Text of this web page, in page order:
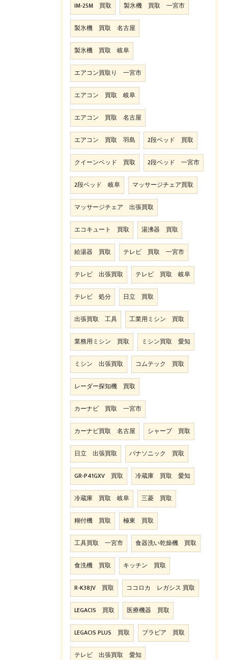
IM-25M 買取 製氷機 買取 一宮市
製氷機 買取 名古屋
製氷機 買取 岐阜
エアコン買取り 一宮市
エアコン 買取 岐阜
エアコン 買取 名古屋
エアコン 買取 羽島 2段ベッド 買取
クイーンベッド 買取 2段ベッド 一宮市
2段ベッド 岐阜 マッサージチェア買取
マッサージチェア 出張買取
エコキュート 買取 湯沸器 買取
給湯器 買取 テレビ 買取 一宮市
テレビ 出張買取 テレビ 買取 岐阜
テレビ 処分 日立 買取
出張買取 工具 工業用ミシン 買取
業務用ミシン 買取 ミシン買取 愛知
ミシン 出張買取 コムテック 買取
レーダー探知機 買取
カーナビ 買取 一宮市
カーナビ買取 名古屋 シャープ 買取
日立 出張買取 パナソニック 買取
GR-P41GXV 買取 冷蔵庫 買取 愛知
冷蔵庫 買取 岐阜 三菱 買取
糊付機 買取 極東 買取
工具買取 一宮市 食器洗い乾燥機 買取
食洗機 買取 キッチン 買取
R-K38JV 買取 ココロカ レガシス 買取
LEGACIS 買取 医療機器 買取
LEGACIS PLUS 買取 ブラビア 買取
テレビ 出張買取 愛知